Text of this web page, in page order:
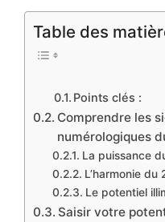
Table des
Points clés :
Comprendre les
numérologiques
La puissance
L’harmonie
Le potentiel
Saisir votre